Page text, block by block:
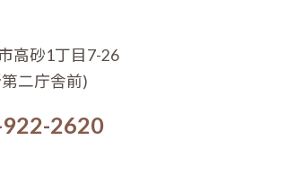
高砂1丁目7-26
二庁舎前)
2620